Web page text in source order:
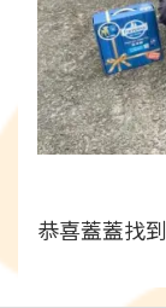
恭喜蓋蓋找